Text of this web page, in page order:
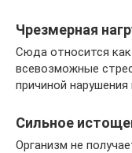
Чрезмерная
Сюда относится
всевозможные
причиной
Сильное
Организм не